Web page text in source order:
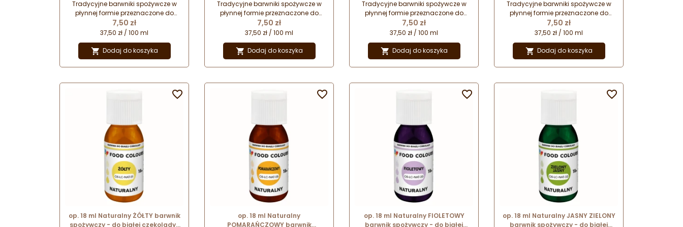
domowego
Tradycyjne barwniki spożywcze w
płynnej formie przeznaczone do
barwienia środowisk wodnych.
Idealnie sprawdzą się do barwienia
dekoracji. Barwniki przeznaczone są
do użytku domowego.
Cena
7,50 zł
37,50 zł / 100 ml
 Dodaj do koszyka
domowego
Tradycyjne barwniki spożywcze w
płynnej formie przeznaczone do
barwienia środowisk wodnych.
Idealnie sprawdzą się do barwienia
dekoracji. Barwniki przeznaczone są
do użytku domowego.
Cena
7,50 zł
37,50 zł / 100 ml
 Dodaj do koszyka
domowego
Tradycyjne barwniki spożywcze w
płynnej formie przeznaczone do
barwienia środowisk wodnych.
Idealnie sprawdzą się do barwienia
dekoracji. Barwniki przeznaczone są
do użytku domowego.
Cena
7,50 zł
37,50 zł / 100 ml
 Dodaj do koszyka
domowego
Tradycyjne barwniki spożywcze w
płynnej formie przeznaczone do
barwienia środowisk wodnych.
Idealnie sprawdzą się do barwienia
dekoracji. Barwniki przeznaczone są
do użytku domowego.
Cena
7,50 zł
37,50 zł / 100 ml
 Dodaj do koszyka
op. 18 ml Naturalny ŻÓŁTY barwnik
spożywczy - do białej czekolady i

op. 18 ml Naturalny
POMARAŃCZOWY barwnik

op. 18 ml Naturalny FIOLETOWY
barwnik spożywczy - do białej

op. 18 ml Naturalny JASNY ZIELONY
barwnik spożywczy - do białej
